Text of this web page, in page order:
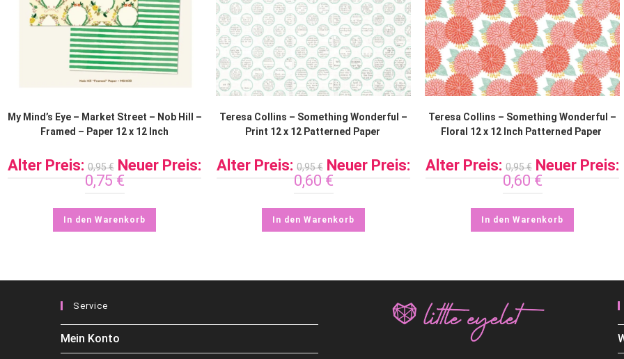
My Mind’s Eye – Market Street – Nob Hill –
Framed – Paper 12 x 12 Inch
Alter Preis: 0,95€ Neuer Preis:
0,75 €
In den Warenkorb
Teresa Collins – Something Wonderful –
Print 12 x 12 Patterned Paper
Alter Preis: 0,95€ Neuer Preis:
0,60 €
In den Warenkorb
Teresa Collins – Something Wonderful –
Floral 12 x 12 Inch Patterned Paper
Alter Preis: 0,95€ Neuer Preis:
0,60 €
In den Warenkorb
Service
Mein Konto